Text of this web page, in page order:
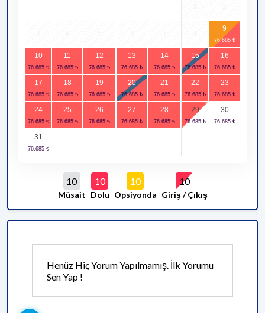
9
10 11 12 13 14 15 16
17 18 19 20 21 22 23
24 25 26 27 28 29 30
31
10
Müsait
10
Dolu
10
Opsiyonda
10
Giriş / Çıkış
Henüz Hiç Yorum Yapılmamış. İlk Yorumu
Sen Yap !